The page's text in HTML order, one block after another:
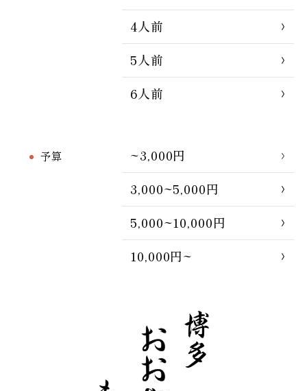
4人前
5人前
6人前
予算
~3,000円
3,000~5,000円
5,000~10,000円
10,000円~